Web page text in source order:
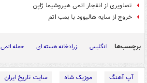
تصاویری از انفجار اتمی هیروشیما ژاپن
خروج از سایه هالیوود با بمب اتم
برچسب‌ها انگلیس زرادخانه هسته ای حمله اتمی
آپ آهنگ موزیک شاه
سایت تاریخ ایران